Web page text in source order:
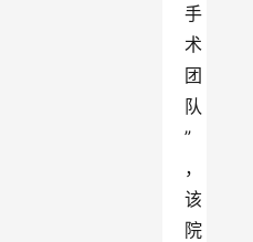
手
术
团
队
”
，
该
院